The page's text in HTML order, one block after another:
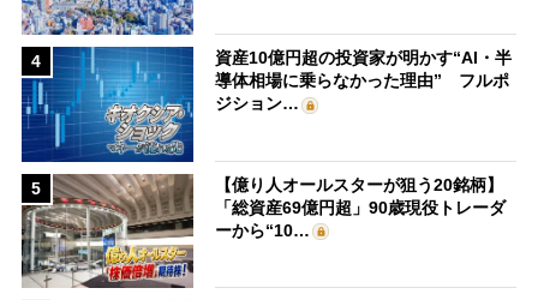
4
資産10億円超の投資家が明かす“AI・半
導体相場に乗らなかった理由” フルポ
ジション…
5
【億り人オールスターが狙う20銘柄】
「総資産69億円超」90歳現役トレーダ
ーから“10…